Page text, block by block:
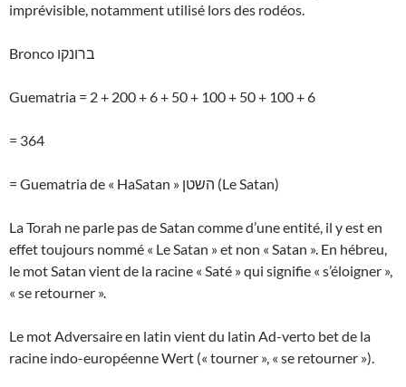
imprévisible, notamment utilisé lors des rodéos.
Bronco ברונקו
Guematria = 2 + 200 + 6 + 50 + 100 + 50 + 100 + 6
= 364
= Guematria de « HaSatan » השטן (Le Satan)
La Torah ne parle pas de Satan comme d’une entité, il y est en
effet toujours nommé « Le Satan » et non « Satan ». En hébreu,
le mot Satan vient de la racine « Saté » qui signifie « s’éloigner »,
« se retourner ».
Le mot Adversaire en latin vient du latin Ad-verto bet de la
racine indo-européenne Wert (« tourner », « se retourner »).